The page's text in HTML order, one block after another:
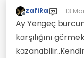
Çevrimdışı
zafiRa 13
Son
Ay Yengeç
karşılığını